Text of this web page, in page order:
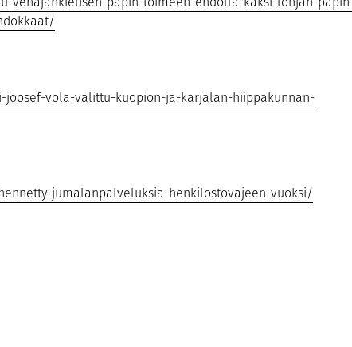
vola-valittu-kuopion-ja-karjalan-hiippakunnan-
jumalanpalveluksia-henkilostovajeen-vuoksi/